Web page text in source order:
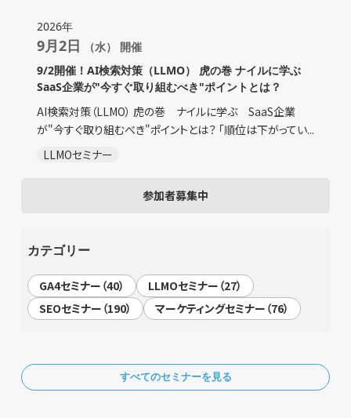
2026年
9月2日 （水） 開催
9/2開催！AI検索対策（LLMO） 虎の巻 ナイルに学ぶ
SaaS企業が"今すぐ取り組むべき"ポイントとは？
AI検索対策（LLMO） 虎の巻 ナイルに学ぶ SaaS企業
が"今すぐ取り組むべき"ポイントとは？ 「順位は下がってい...
LLMOセミナー
参加者募集中
カテゴリー
GA4セミナー（40）
LLMOセミナー（27）
SEOセミナー（190）
マーケティングセミナー（76）
すべてのセミナーを見る